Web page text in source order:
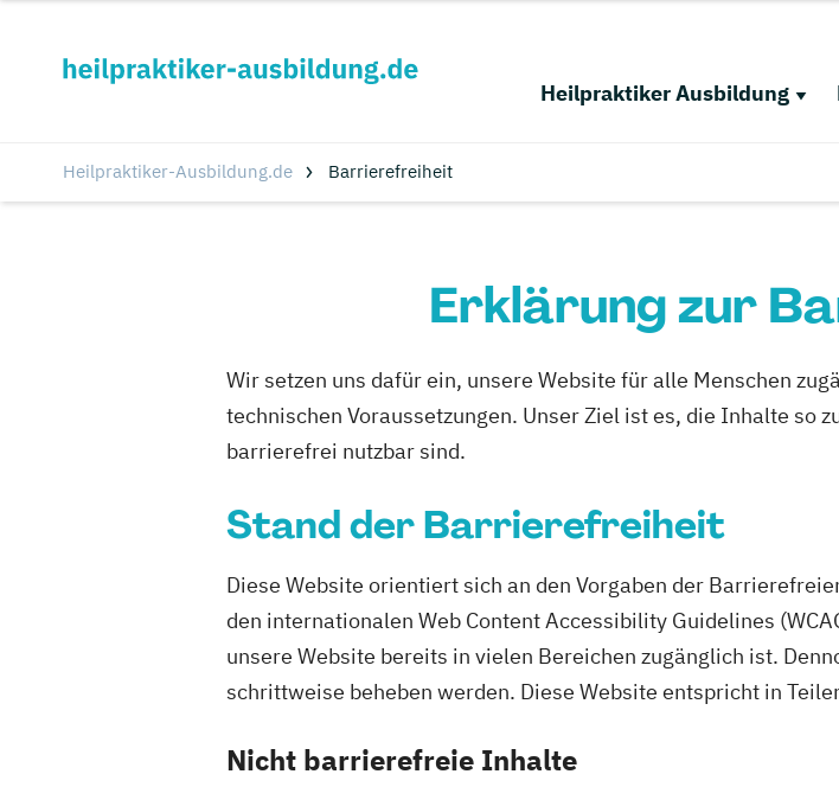
Heilpraktiker Ausbildung
Heilpraktiker-Ausbildung.de Barrierefreiheit
Erklärung zur
Wir setzen uns dafür ein, unsere Website für alle Menschen
technischen Voraussetzungen. Unser Ziel ist es, die Inhalte so
barrierefrei nutzbar sind.
Stand der Barrierefreiheit
Diese Website orientiert sich an den Vorgaben der
den internationalen Web Content Accessibility Guidelines
unsere Website bereits in vielen Bereichen zugänglich ist.
schrittweise beheben werden. Diese Website entspricht in
Nicht barrierefreie Inhalte